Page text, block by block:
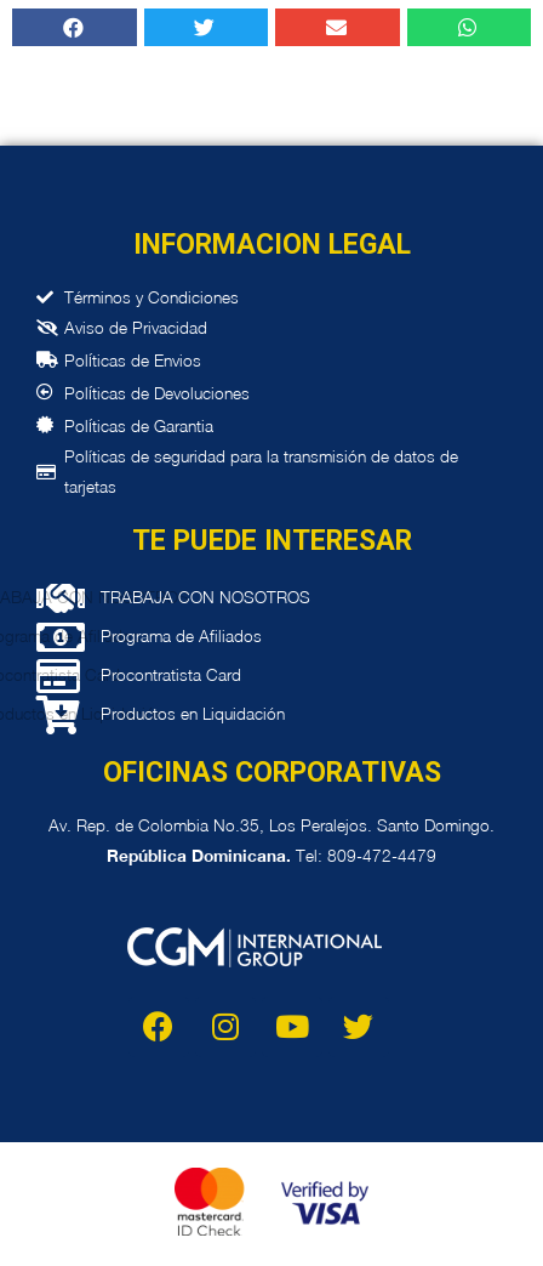
INFORMACION LEGAL
Términos y Condiciones
Aviso de Privacidad
Políticas de Envios
Políticas de Devoluciones
Políticas de Garantia
Políticas de seguridad para la transmisión de datos de
tarjetas
TE PUEDE INTERESAR
TRABAJA CON NOSOTROS
Programa de Afiliados
Procontratista Card
Productos en Liquidación
OFICINAS CORPORATIVAS
Av. Rep. de Colombia No.35, Los Peralejos. Santo Domingo.
República Dominicana. Tel: 809-472-4479